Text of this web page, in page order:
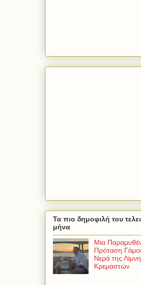
Τα πιο δημοφιλή του
μήνα
Μια
Πρόταση
Νερά της
Κρεμαστών